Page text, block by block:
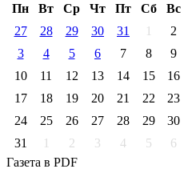
Пн
Вт Ср Чт Пт Cб
Вс
27
28 29 30 31 1
2
3
4 5 6 7 8
9
10
11 12 13 14 15
16
17
18 19 20 21 22
23
24
25 26 27 28 29
30
31
1 2 3 4 5
6
Газета в PDF